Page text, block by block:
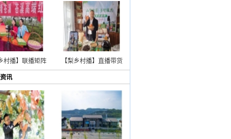
村播】联播矩阵 【梨乡村播】直播带货
讯